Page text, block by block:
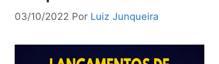
03/10/2022 Por Luiz Junqueira